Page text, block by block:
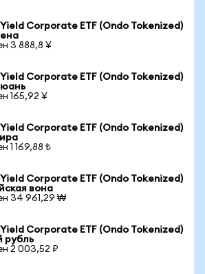
Corporate ETF (Ondo Tokenized)
3 888,8 ¥
Yield Corporate ETF (Ondo Tokenized)
юань
165,92 ¥
Corporate ETF (Ondo Tokenized)
1 169,88 ₺
Corporate ETF (Ondo Tokenized)
вона
34 961,29 ₩
Yield Corporate ETF (Ondo Tokenized)
рубль
2 003,52 ₽